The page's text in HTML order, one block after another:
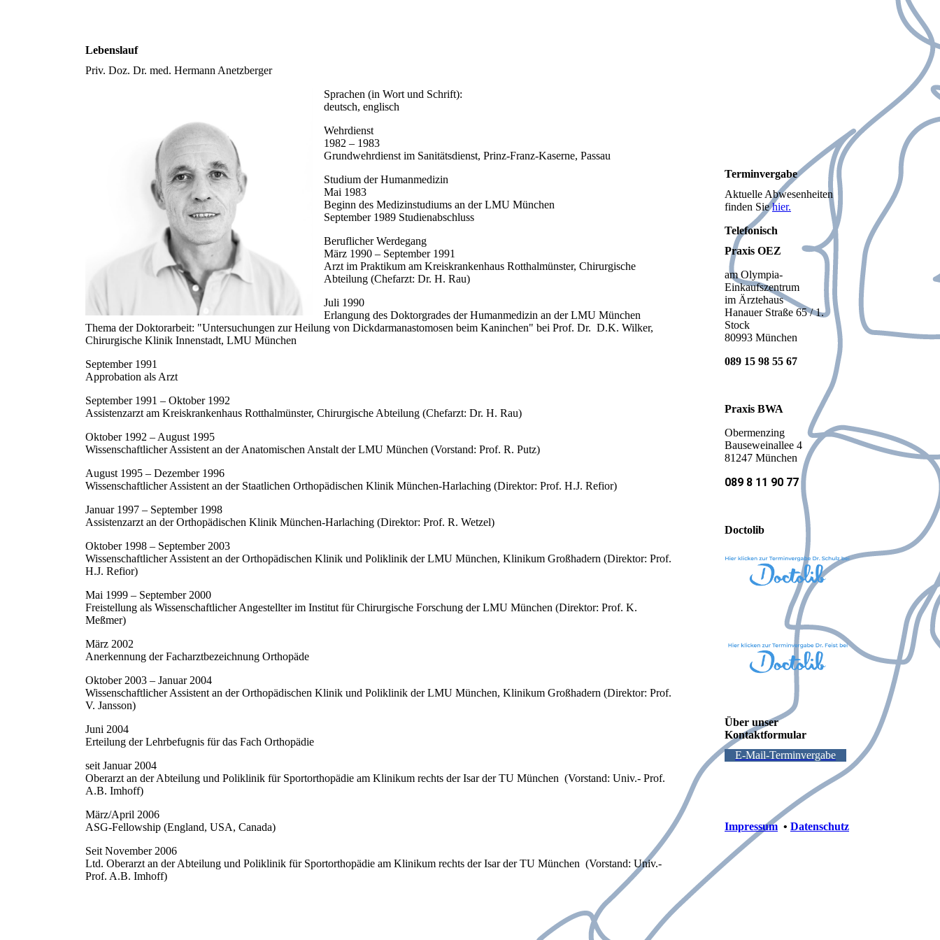
Lebenslauf
Priv. Doz. Dr. med. Hermann Anetzberger
Sprachen (in Wort und Schrift):
deutsch, englisch
Wehrdienst
1982 – 1983
Grundwehrdienst im Sanitätsdienst, Prinz-Franz-Kaserne, Passau
Studium der Humanmedizin
Mai 1983
Beginn des Medizinstudiums an der LMU München
September 1989 Studienabschluss
Beruflicher Werdegang
März 1990 – September 1991
Arzt im Praktikum am Kreiskrankenhaus Rotthalmünster, Chirurgische
Abteilung (Chefarzt: Dr. H. Rau)
Juli 1990
Erlangung des Doktorgrades der Humanmedizin an der LMU München
Thema der Doktorarbeit: "Untersuchungen zur Heilung von Dickdarmanastomosen beim Kaninchen" bei Prof. Dr. D.K. Wilker,
Chirurgische Klinik Innenstadt, LMU München
September 1991
Approbation als Arzt
September 1991 – Oktober 1992
Assistenzarzt am Kreiskrankenhaus Rotthalmünster, Chirurgische Abteilung (Chefarzt: Dr. H. Rau)
Oktober 1992 – August 1995
Wissenschaftlicher Assistent an der Anatomischen Anstalt der LMU München (Vorstand: Prof. R. Putz)
August 1995 – Dezember 1996
Wissenschaftlicher Assistent an der Staatlichen Orthopädischen Klinik München-Harlaching (Direktor: Prof. H.J. Refior)
Januar 1997 – September 1998
Assistenzarzt an der Orthopädischen Klinik München-Harlaching (Direktor: Prof. R. Wetzel)
Oktober 1998 – September 2003
Wissenschaftlicher Assistent an der Orthopädischen Klinik und Poliklinik der LMU München, Klinikum Großhadern (Direktor: Prof.
H.J. Refior)
Mai 1999 – September 2000
Freistellung als Wissenschaftlicher Angestellter im Institut für Chirurgische Forschung der LMU München (Direktor: Prof. K.
Meßmer)
März 2002
Anerkennung der Facharztbezeichnung Orthopäde
Oktober 2003 – Januar 2004
Wissenschaftlicher Assistent an der Orthopädischen Klinik und Poliklinik der LMU München, Klinikum Großhadern (Direktor: Prof.
V. Jansson)
Juni 2004
Erteilung der Lehrbefugnis für das Fach Orthopädie
seit Januar 2004
Oberarzt an der Abteilung und Poliklinik für Sportorthopädie am Klinikum rechts der Isar der TU München (Vorstand: Univ.- Prof.
A.B. Imhoff)
März/April 2006
ASG-Fellowship (England, USA, Canada)
Seit November 2006
Ltd. Oberarzt an der Abteilung und Poliklinik für Sportorthopädie am Klinikum rechts der Isar der TU München (Vorstand: Univ.-
Prof. A.B. Imhoff)
Terminvergabe
Aktuelle Abwesenheiten
finden Siehier.
Telefonisch
Praxis OEZ
am Olympia-
Einkaufszentrum
im Ärztehaus
Hanauer Straße 65 / 1.
Stock
80993 München
089 15 98 55 67
Praxis BWA
Obermenzing
Bauseweinallee 4
81247 München
089 8 11 90 77
Doctolib
Über unser
Kontaktformular
E-Mail-Terminvergabe
Impressum • Datenschutz